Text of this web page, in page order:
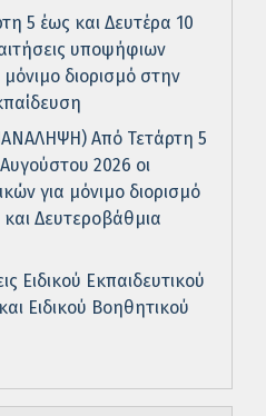
5 έως και Δευτέρα 10
υποψήφιων
διορισμό στην
Από Τετάρτη 5
2026 οι
για μόνιμο διορισμό
Δευτεροβάθμια
Ειδικού Εκπαιδευτικού
Ειδικού Βοηθητικού